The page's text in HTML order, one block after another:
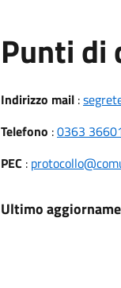
Punti di
Indirizzo mail:
Telefono :0363
PEC :
Ultimo